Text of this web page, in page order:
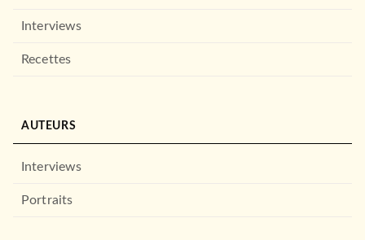
Interviews
Recettes
AUTEURS
Interviews
Portraits